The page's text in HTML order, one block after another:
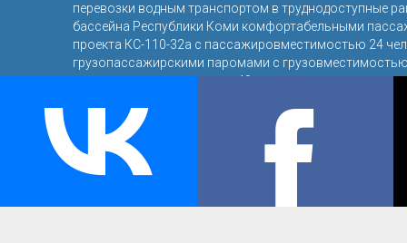
перевозки водным транспортом в труднодоступные
бассейна Республики Коми комфортабельными
проекта КС-110-32а с пассажировместимостью 24
грузопассажирскими паромами с
пассажировместимостью 40 человек.